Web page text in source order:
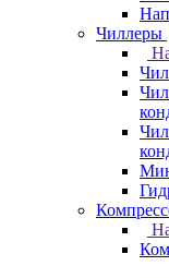
Чиллеры